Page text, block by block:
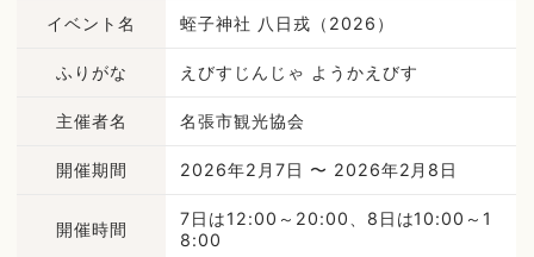
イベント名 蛭子神社 八日戎（2026）
ふりがな えびすじんじゃ ようかえびす
主催者名 名張市観光協会
開催期間 2026年2月7日 〜 2026年2月8日
開催時間
7日は12:00～20:00、8日は10:00～1
8:00